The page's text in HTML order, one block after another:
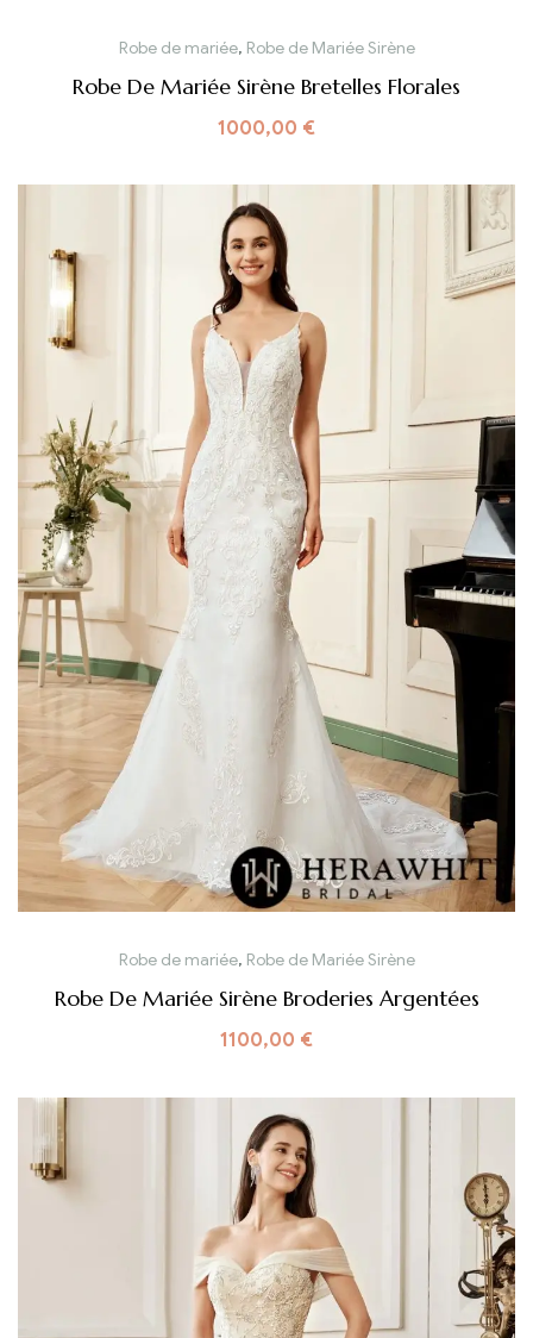
Robe de mariée, Robe de Mariée Sirène
Robe De Mariée Sirène Bretelles Florales
1000,00 €
Robe de mariée, Robe de Mariée Sirène
Robe De Mariée Sirène Broderies Argentées
1100,00 €